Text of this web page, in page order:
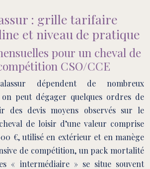
: grille tarifaire
et niveau de pratique
pour un cheval de
CSO/CCE
dépendent de nombreux
on peut dégager quelques ordres de
des devis moyens observés sur le
de loisir d’une valeur comprise
€, utilisé en extérieur et en manège
de compétition, un pack mortalité
« intermédiaire » se situe souvent